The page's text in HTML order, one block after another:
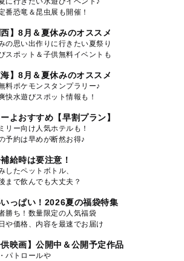
番恐竜＆昆虫展も開催！
西】8月＆夏休みのオススメ
の思い出作りに行きたい夏祭り
スポット＆子供無料イベントも
海】8月＆夏休みのオススメ
料ポケモンスタンプラリー♪
快水遊びスポット情報も！
よおすすめ【早割プラン】
リー向け人気ホテルも！
予約は早めが断然お得♪
給時は要注意！
したペットボトル、
まで飲んでも大丈夫？
っぱい！2026夏の福袋特集
勝ち！数量限定の人気福袋
や価格、内容を最速でお届け
供映画】公開中＆公開予定作品
パトロールや